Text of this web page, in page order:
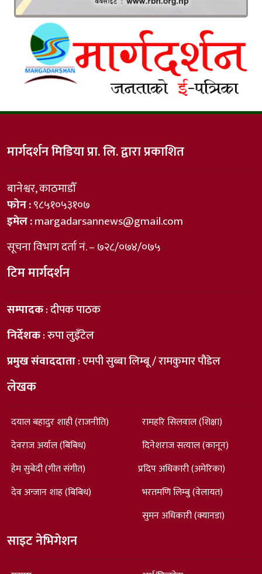
मार्गदर्शन मिडिया प्रा. लि. द्वारा प्रकाशित
बानेश्वर, काठमाडौँ
फोन :९८५१०५३१०७
इमेल :margadarsannews@gmail.com
सूचना विभाग दर्ता नं. – ७२८/०७४/०७५
टिम मार्गदर्शन
सम्पादक: दीपक पाठक
निर्देशक: रुपा लुइँटेल
प्रमुख संवाददाता: एमपी सुब्बा लिम्बू / रामकुमार पौडेल
लेखक
दयाल बहादुर शाही (राजनीति)
देवराज अर्याल (बिबिध)
हेम सुबेदी (गीत संगीत)
देव अन्जान शाह (बिबिध)
रामहरि सिलवाल (शिक्षा)
दिनेशराज सत्याल (कानून)
प्रदिप अधिकारी (अमेरिका)
भरतमणि लिम्बु (वेलायत)
सुमन अधिकारी (क्यानडा)
साइट नेभिगेशन